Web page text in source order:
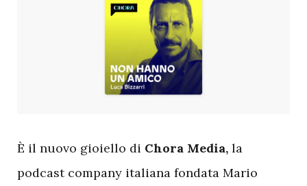
È il nuovo gioiello di Chora Media, la
podcast company italiana fondata Mario